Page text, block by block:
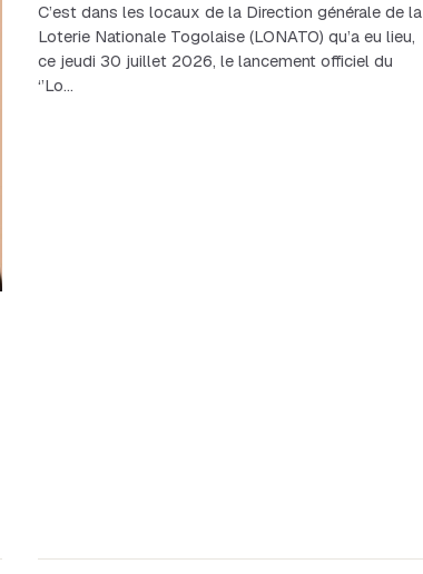
C’est dans les locaux de la Direction générale de la
Loterie Nationale Togolaise (LONATO) qu’a eu lieu,
ce jeudi 30 juillet 2026, le lancement officiel du
‘’Lo…